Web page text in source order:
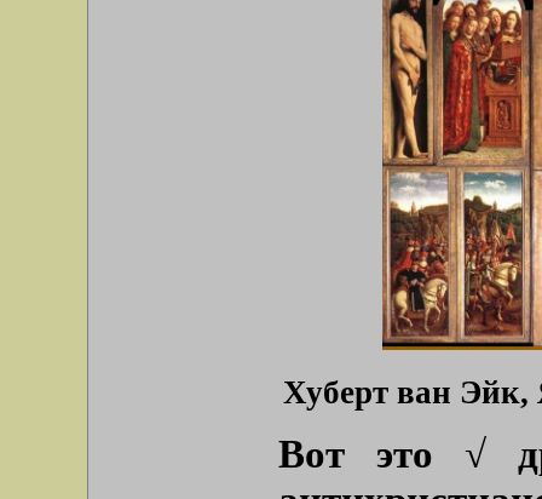
Хуберт ван Эйк,
Вот это √